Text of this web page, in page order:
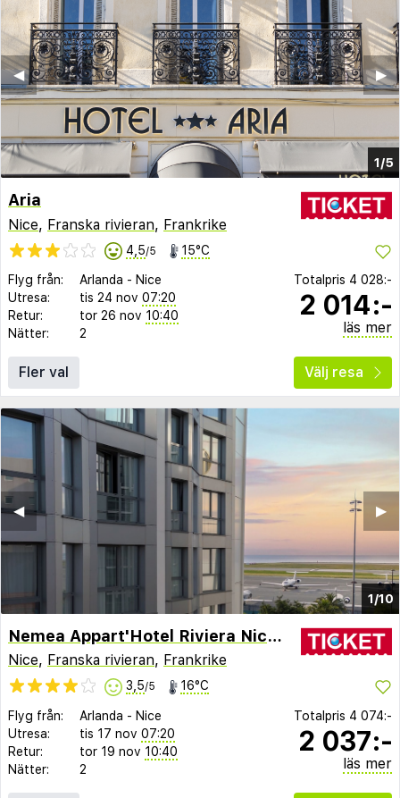
1/5
▶︎
◀︎
Aria
Nice, Franska rivieran, Frankrike
4,5/5 15°C
Flyg från: Arlanda - Nice
Utresa:
tis 24 nov 07:20
Retur:
tor 26 nov 10:40
Nätter:
2
Totalpris 4 028:-
2 014:-
läs mer
Fler val Välj resa
1/10
▶︎
◀︎
Nemea Appart'Hotel Riviera Nice Promenade
Nice, Franska rivieran, Frankrike
3,5/5 16°C
Flyg från: Arlanda - Nice
Utresa:
tis 17 nov 07:20
Retur:
tor 19 nov 10:40
Nätter:
2
Totalpris 4 074:-
2 037:-
läs mer